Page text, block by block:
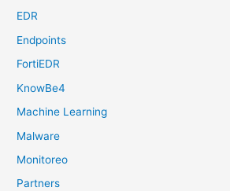
EDR
Endpoints
FortiEDR
KnowBe4
Machine Learning
Malware
Monitoreo
Partners